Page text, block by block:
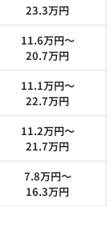
23.3万円
11.6万円～
20.7万円
11.1万円～
22.7万円
11.2万円～
21.7万円
7.8万円～
16.3万円